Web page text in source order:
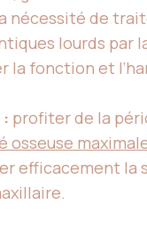
nécessité de
lourds par
la fonction et
profiter de la
osseuse
efficacement la